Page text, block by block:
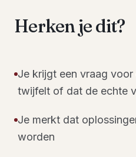
Herken je dit?
Je krijgt een vraag voor
twijfelt of dat de echte
Je merkt dat
worden